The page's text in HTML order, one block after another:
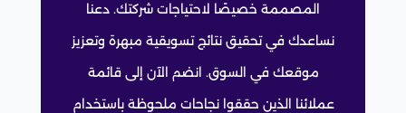
المصممة خصيصًا لاحتياجات شركتك. دعنا
نساعدك في تحقيق نتائج تسويقية مبهرة وتعزيز
موقعك في السوق. انضم الآن إلى قائمة
عملائنا الذين حققوا نجاحات ملحوظة باستخدام